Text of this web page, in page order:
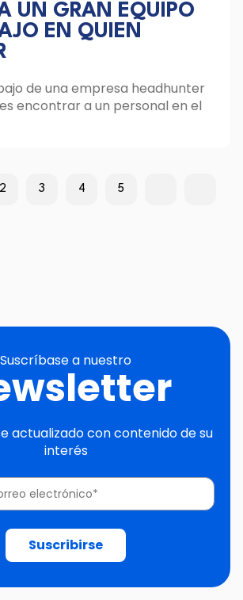
UN GRAN EQUIPO
EN QUIEN
de una empresa headhunter
encontrar a un personal en el
2 3 4 5
Suscríbase a nuestro
actualizado con contenido de su
interés